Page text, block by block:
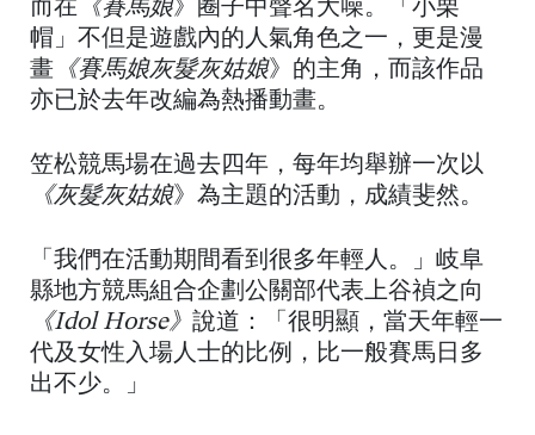
而在 《賽馬娘》圈子中聲名大噪。「小栗
帽」不但是遊戲內的人氣角色之一，更是漫
畫 《賽馬娘灰髮灰姑娘》的主角，而該作品
亦已於去年改編為熱播動畫。
笠松競馬場在過去四年，每年均舉辦一次以
《灰髮灰姑娘》為主題的活動，成績斐然。
「我們在活動期間看到很多年輕人。」岐阜
縣地方競馬組合企劃公關部代表上谷禎之向
《Idol Horse》 說道：「很明顯，當天年輕一
代及女性入場人士的比例，比一般賽馬日多
出不少。」